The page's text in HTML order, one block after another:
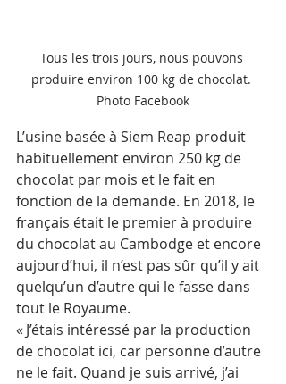
Tous les trois jours, nous pouvons
produire environ 100 kg de chocolat.
Photo Facebook
L’usine basée à Siem Reap produit
habituellement environ 250 kg de
chocolat par mois et le fait en
fonction de la demande. En 2018, le
français était le premier à produire
du chocolat au Cambodge et encore
aujourd’hui, il n’est pas sûr qu’il y ait
quelqu’un d’autre qui le fasse dans
tout le Royaume.
« J’étais intéressé par la production
de chocolat ici, car personne d’autre
ne le fait. Quand je suis arrivé, j’ai